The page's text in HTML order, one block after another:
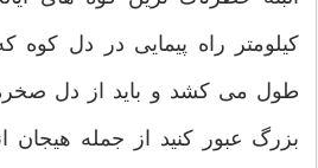
طول می کشد و باید از دل
بزرگ عبور کنید از جمله هیجان